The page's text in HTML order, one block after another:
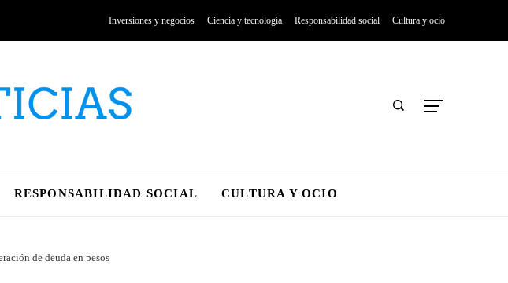
Inversiones y negocios Ciencia y tecnología Responsabilidad social Cultura y ocio
RESPONSABILIDAD SOCIAL CULTURA Y OCIO
de deuda en pesos